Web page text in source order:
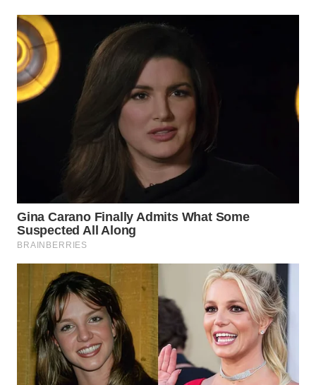
LABUHANBATU
WN
TAPANULI
TENGAH
TINGGI
WN
PAKPAK
WN
KARAWANG
WN
BEKASI